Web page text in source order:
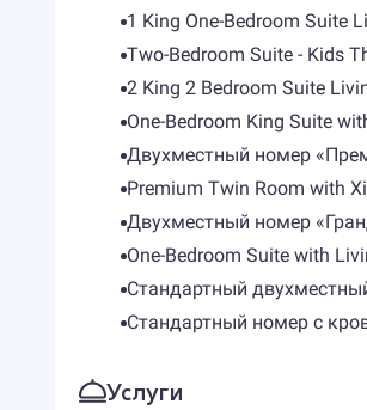
1 King One-Bedroom Suite
Two-Bedroom Suite - Kids
2 King 2 Bedroom Suite
One-Bedroom King Suite
Двухместный номер
Premium Twin Room with
Двухместный номер
One-Bedroom Suite with
Стандартный
Стандартный номер с
Услуги